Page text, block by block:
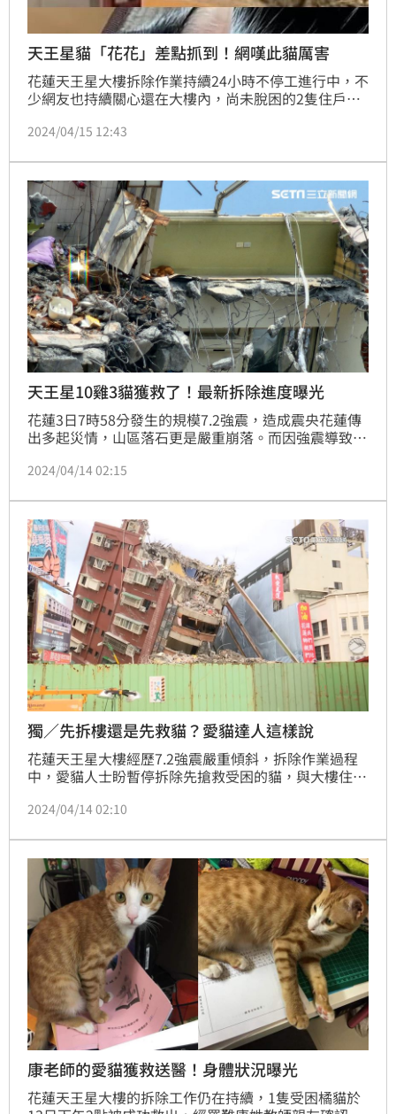
天王星貓「花花」差點抓到！網嘆此貓厲害
花蓮天王星大樓拆除作業持續24小時不停工進行中，不
少網友也持續關心還在大樓內，尚未脫困的2隻住戶的
咪」獲救，歐膩隨後也現身後，三花貓「花花」在14日
一點點抓到，接下來拆除工程繼續進行，仍維持邊拆邊
留意邊驅趕的方式。花蓮縣政府建設處表示，預計15日
要開始第3層的拆除作業，清除廢棄物的作業也會加
速。
2024/04/15 12:43
天王星10雞3貓獲救了！最新拆除進度曝光
花蓮3日7時58分發生的規模7.2強震，造成震央花蓮傳
出多起災情，山區落石更是嚴重崩落。而因強震導致嚴
天，外界除了關注大樓內的動物是否成功救出以外，花
18到19日拆除完畢。
2024/04/14 02:15
獨／先拆樓還是先救貓？愛貓達人這樣說
花蓮天王星大樓經歷7.2強震嚴重傾斜，拆除作業過程
中，愛貓人士盼暫停拆除先搶救受困的貓，與大樓住戶
災行動應以大眾利益為考量，貿然行動只會讓自己處於
2024/04/14 02:10
康老師的愛貓獲救送醫！身體狀況曝光
花蓮天王星大樓的拆除工作仍在持續，1隻受困橘貓於